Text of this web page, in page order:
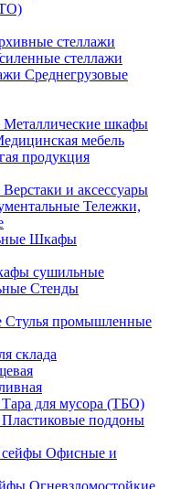
стеллажи
стеллажи
Среднегрузовые
Металлические шкафы
мебель
продукция
Верстаки и аксессуары
Тележки,
Шкафы
сушильные
Стенды
Cтулья промышленные
склада
Тара для мусора (ТБО)
Пластиковые поддоны
Офисные и